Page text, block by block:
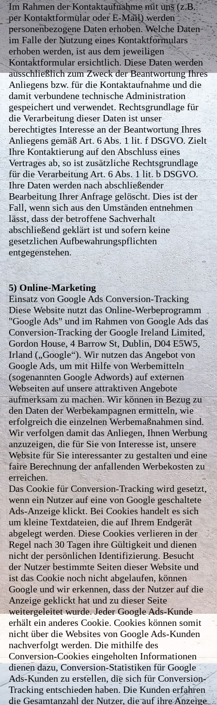
Im Rahmen der Kontaktaufnahme mit uns (z.B.
per Kontaktformular oder E-Mail) werden
personenbezogene Daten erhoben. Welche Daten
im Falle der Nutzung eines Kontaktformulars
erhoben werden, ist aus dem jeweiligen
Kontaktformular ersichtlich. Diese Daten werden
ausschließlich zum Zweck der Beantwortung Ihres
Anliegens bzw. für die Kontaktaufnahme und die
damit verbundene technische Administration
gespeichert und verwendet. Rechtsgrundlage für
die Verarbeitung dieser Daten ist unser
berechtigtes Interesse an der Beantwortung Ihres
Anliegens gemäß Art. 6 Abs. 1 lit. f DSGVO. Zielt
Ihre Kontaktierung auf den Abschluss eines
Vertrages ab, so ist zusätzliche Rechtsgrundlage
für die Verarbeitung Art. 6 Abs. 1 lit. b DSGVO.
Ihre Daten werden nach abschließender
Bearbeitung Ihrer Anfrage gelöscht. Dies ist der
Fall, wenn sich aus den Umständen entnehmen
lässt, dass der betroffene Sachverhalt
abschließend geklärt ist und sofern keine
gesetzlichen Aufbewahrungspflichten
entgegenstehen.
5) Online-Marketing
Einsatz von Google Ads Conversion-Tracking
Diese Website nutzt das Online-Werbeprogramm
"Google Ads" und im Rahmen von Google Ads das
Conversion-Tracking der Google Ireland Limited,
Gordon House, 4 Barrow St, Dublin, D04 E5W5,
Irland („Google“). Wir nutzen das Angebot von
Google Ads, um mit Hilfe von Werbemitteln
(sogenannten Google Adwords) auf externen
Webseiten auf unsere attraktiven Angebote
aufmerksam zu machen. Wir können in Bezug zu
den Daten der Werbekampagnen ermitteln, wie
erfolgreich die einzelnen Werbemaßnahmen sind.
Wir verfolgen damit das Anliegen, Ihnen Werbung
anzuzeigen, die für Sie von Interesse ist, unsere
Website für Sie interessanter zu gestalten und eine
faire Berechnung der anfallenden Werbekosten zu
erreichen.
Das Cookie für Conversion-Tracking wird gesetzt,
wenn ein Nutzer auf eine von Google geschaltete
Ads-Anzeige klickt. Bei Cookies handelt es sich
um kleine Textdateien, die auf Ihrem Endgerät
abgelegt werden. Diese Cookies verlieren in der
Regel nach 30 Tagen ihre Gültigkeit und dienen
nicht der persönlichen Identifizierung. Besucht
der Nutzer bestimmte Seiten dieser Website und
ist das Cookie noch nicht abgelaufen, können
Google und wir erkennen, dass der Nutzer auf die
Anzeige geklickt hat und zu dieser Seite
weitergeleitet wurde. Jeder Google Ads-Kunde
erhält ein anderes Cookie. Cookies können somit
nicht über die Websites von Google Ads-Kunden
nachverfolgt werden. Die mithilfe des
Conversion-Cookies eingeholten Informationen
dienen dazu, Conversion-Statistiken für Google
Ads-Kunden zu erstellen, die sich für Conversion-
Tracking entschieden haben. Die Kunden erfahren
die Gesamtanzahl der Nutzer, die auf ihre Anzeige